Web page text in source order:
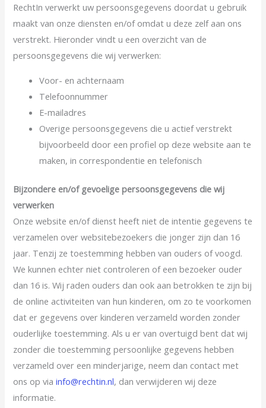
RechtIn verwerkt uw persoonsgegevens doordat u gebruik
maakt van onze diensten en/of omdat u deze zelf aan ons
verstrekt. Hieronder vindt u een overzicht van de
persoonsgegevens die wij verwerken:
Voor- en achternaam
Telefoonnummer
E-mailadres
Overige persoonsgegevens die u actief verstrekt
bijvoorbeeld door een profiel op deze website aan te
maken, in correspondentie en telefonisch
Bijzondere en/of gevoelige persoonsgegevens die wij
verwerken
Onze website en/of dienst heeft niet de intentie gegevens te
verzamelen over websitebezoekers die jonger zijn dan 16
jaar. Tenzij ze toestemming hebben van ouders of voogd.
We kunnen echter niet controleren of een bezoeker ouder
dan 16 is. Wij raden ouders dan ook aan betrokken te zijn bij
de online activiteiten van hun kinderen, om zo te voorkomen
dat er gegevens over kinderen verzameld worden zonder
ouderlijke toestemming. Als u er van overtuigd bent dat wij
zonder die toestemming persoonlijke gegevens hebben
verzameld over een minderjarige, neem dan contact met
ons op viainfo@rechtin.nl, dan verwijderen wij deze
informatie.